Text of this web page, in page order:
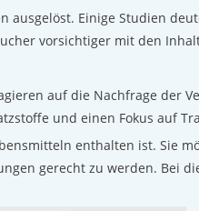
Einige Studien
vorsichtiger mit den
auf die Nachfrage der
und einen Fokus auf
enthalten ist. Sie
gerecht zu werden. Bei